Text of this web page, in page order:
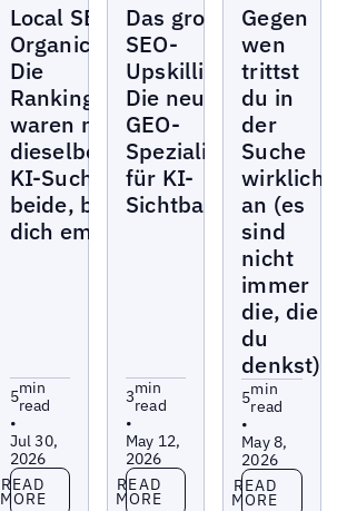
Local SEO vs
Organic SEO:
Die
Rankingfaktoren
waren nie
dieselben – und
KI-Suche liest
beide, bevor sie
dich empfiehlt
5min
read
•
Jul 30,
2026
Read more
READ
MORE
Das große
SEO-
Upskilling:
Die neuen
GEO-
Spezialisten
für KI-
Sichtbarkeit
3min
read
•
May 12,
2026
Read more
READ
MORE
Gegen
wen
trittst
du in
der
Suche
wirklich
an (es
sind
nicht
immer
die, die
du
denkst)?
5min
read
•
May 8,
2026
Read more
READ
MORE